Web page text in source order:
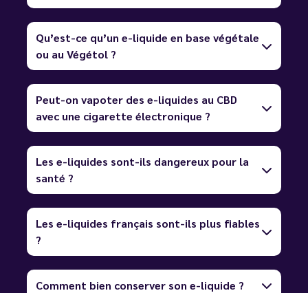
Qu’est-ce qu’un e-liquide en base végétale
ou au Végétol ?
Peut-on vapoter des e-liquides au CBD
avec une cigarette électronique ?
Les e-liquides sont-ils dangereux pour la
santé ?
Les e-liquides français sont-ils plus fiables
?
Comment bien conserver son e-liquide ?